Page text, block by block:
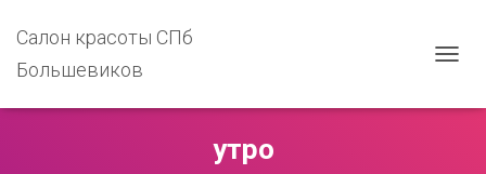
Салон красоты СПб
Большевиков
утро